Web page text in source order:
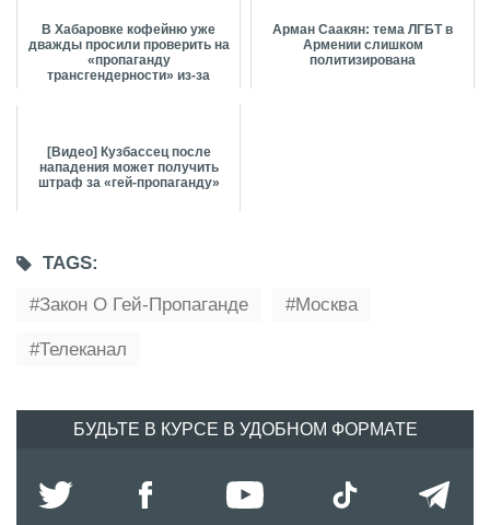
В Хабаровке кофейню уже
дважды просили проверить на
«‎пропаганду
трансгендерности» из-за
Арман Саакян: тема ЛГБТ в
Армении слишком
политизирована
[Видео] Кузбассец после
нападения может получить
штраф за «гей-пропаганду»
TAGS:
Закон О Гей-Пропаганде
Москва
Телеканал
БУДЬТЕ В КУРСЕ В УДОБНОМ ФОРМАТЕ